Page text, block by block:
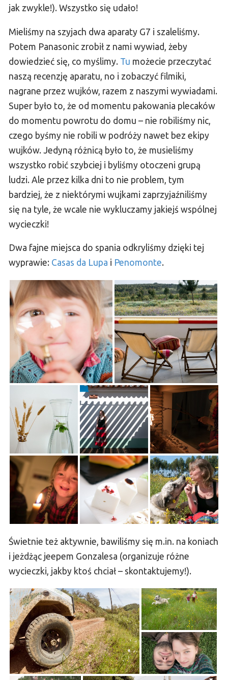
jak zwykle!). Wszystko się udało!
Mieliśmy na szyjach dwa aparaty G7 i szaleliśmy.
Potem Panasonic zrobił z nami wywiad, żeby
dowiedzieć się, co myślimy. Tu możecie przeczytać
naszą recenzję aparatu, no i zobaczyć filmiki,
nagrane przez wujków, razem z naszymi wywiadami.
Super było to, że od momentu pakowania plecaków
do momentu powrotu do domu – nie robiliśmy nic,
czego byśmy nie robili w podróży nawet bez ekipy
wujków. Jedyną różnicą było to, że musieliśmy
wszystko robić szybciej i byliśmy otoczeni grupą
ludzi. Ale przez kilka dni to nie problem, tym
bardziej, że z niektórymi wujkami zaprzyjaźniliśmy
się na tyle, że wcale nie wykluczamy jakiejś wspólnej
wycieczki!
Dwa fajne miejsca do spania odkryliśmy dzięki tej
wyprawie: Casas da Lupa i Penomonte.
Świetnie też aktywnie, bawiliśmy się m.in. na koniach
i jeżdżąc jeepem Gonzalesa (organizuje różne
wycieczki, jakby ktoś chciał – skontaktujemy!).